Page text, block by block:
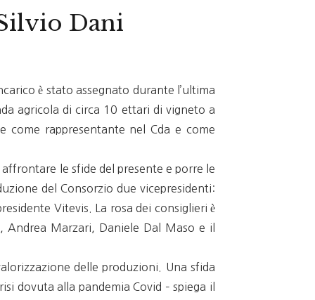
Dani
è stato assegnato durante l’ultima
agricola di circa 10 ettari di vigneto a
come rappresentante nel Cda e come
le sfide del presente e porre le
del Consorzio due vicepresidenti:
Vitevis. La rosa dei consiglieri è
Andrea Marzari, Daniele Dal Maso e il
delle produzioni. Una sfida
dovuta alla pandemia Covid – spiega il